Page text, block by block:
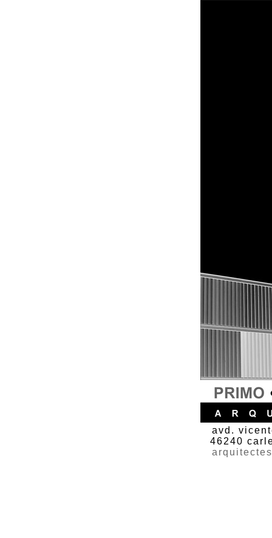
avd.
46240